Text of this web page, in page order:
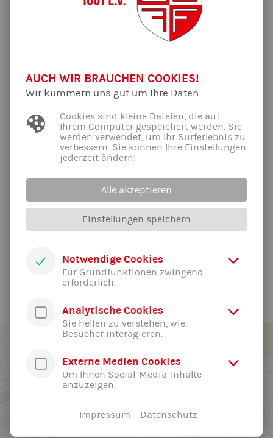
10.06.2023 | Von Barbara Kästner
Scheine für Vereine sammeln und dem "TSV Jahn Freising
1861 e.V." über die Rewe Homepagezuordnen, oder in eine an
Vereinsschein-Box von uns werfen, oder einfach in den
Geschäftsstellenbriefkasten einwerfen.
Scheine im Rewe-Markt erhaltet ihr bis
Zuordnen ist online max. möglich bis25. Juni
Prämien können wir bestellen bis 7. Juli
Wir freuen uns sehr durch eure Mithilfe wieder tolle Prämien
Alle News der Abteilung ...
AUCH WIR BRAUCHEN COOKIES!
Wir kümmern uns gut um Ihre Daten.
Cookies sind kleine Dateien, die auf
Ihrem Computer gespeichert werden. Sie
werden verwendet, um Ihr Surferlebnis zu
verbessern. Sie können Ihre Einstellungen
jederzeit ändern!
Alle akzeptieren
Einstellungen speichern
Notwendige Cookies
Für Grundfunktionen zwingend
erforderlich.
Analytische Cookies
Sie helfen zu verstehen, wie
Besucher interagieren.
Externe Medien Cookies
Um Ihnen Social-Media-Inhalte
anzuzeigen.
Impressum Datenschutz